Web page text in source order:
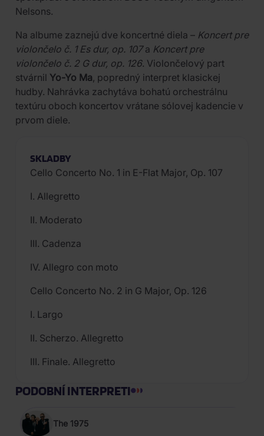
Nelsons.
Na albume zaznejú dve koncertné diela – Koncert pre
violončelo č. 1 Es dur, op. 107a Koncert pre
violončelo č. 2 G dur, op. 126. Violončelový part
stvárnil Yo-Yo Ma, popredný interpret klasickej
hudby. Nahrávka zachytáva bohatú orchestrálnu
textúru oboch koncertov vrátane sólovej kadencie v
prvom diele.
SKLADBY
Cello Concerto No. 1 in E-Flat Major, Op. 107
I. Allegretto
II. Moderato
III. Cadenza
IV. Allegro con moto
Cello Concerto No. 2 in G Major, Op. 126
I. Largo
II. Scherzo. Allegretto
III. Finale. Allegretto
PODOBNÍ INTERPRETI
The 1975